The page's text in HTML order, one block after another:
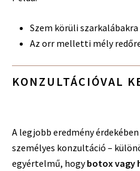
Szem körüli
Az orr melletti mély
KONZULTÁCIÓVAL
A legjobb eredmény
személyes konzultáció –
egyértelmű, hogybotox vagy